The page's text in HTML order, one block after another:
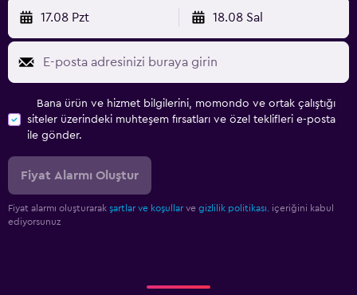
17.08 Pzt 18.08 Sal
Bana ürün ve hizmet bilgilerini, momondo ve ortak çalıştığı
siteler üzerindeki muhteşem fırsatları ve özel teklifleri e-posta
ile gönder.
Fiyat Alarmı Oluştur
Fiyat alarmı oluşturarak şartlar ve koşullar ve gizlilik politikası.
içeriğini kabul
ediyorsunuz